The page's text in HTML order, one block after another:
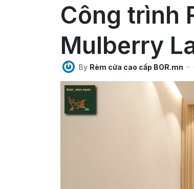
Công trình
Mulberry
By Rèm cửa cao cấp BOR.mn